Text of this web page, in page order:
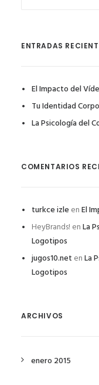
ENTRADAS
El Impacto del
Tu Identidad
La Psicología del
COMENTARIOS
turkce izle enEl
HeyBrands! enLa
Logotipos
jugos10.net enLa
Logotipos
ARCHIVOS
enero 2015